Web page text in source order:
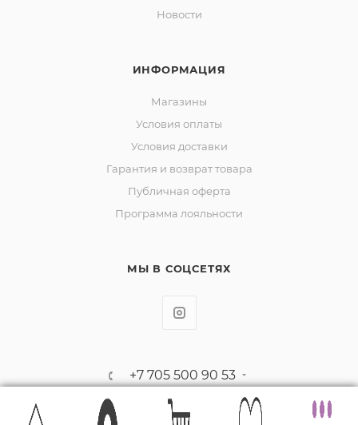
Новости
ИНФОРМАЦИЯ
Магазины
Условия оплаты
Условия доставки
Гарантия и возврат товара
Публичная оферта
Программа лояльности
МЫ В СОЦСЕТЯХ
+7 705 500 90 53
la.donna_shop@mail.ru